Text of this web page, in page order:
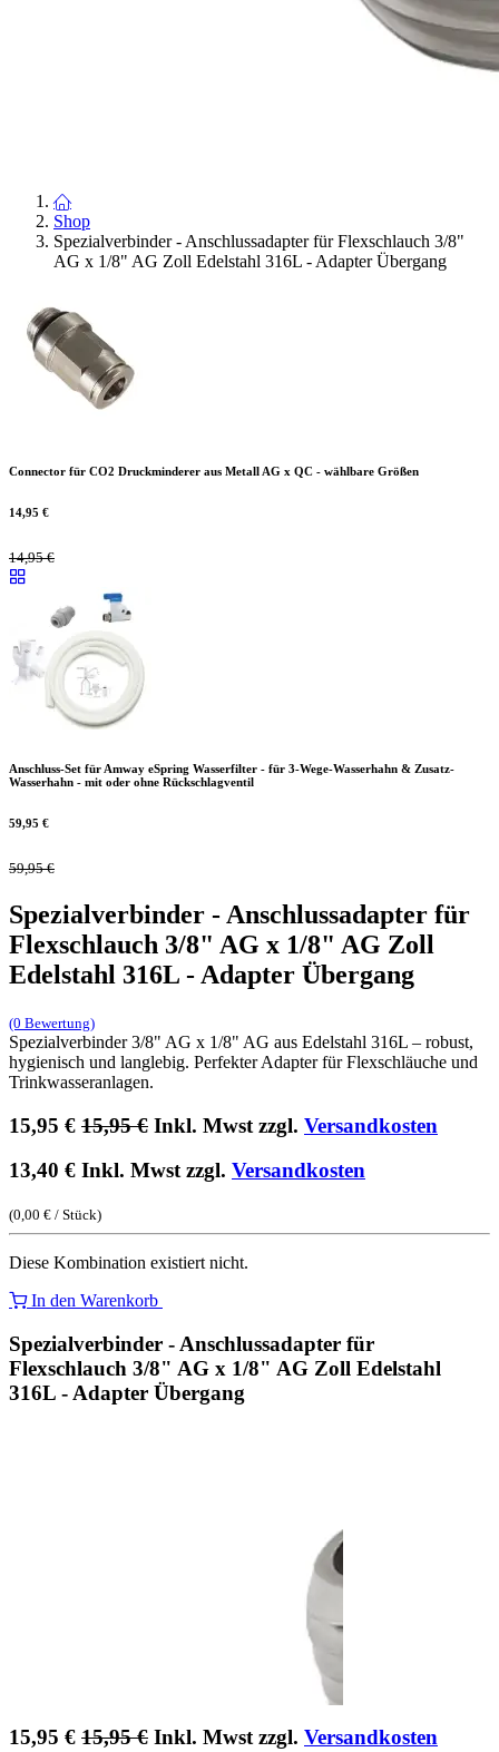
Shop
Spezialverbinder - Anschlussadapter für Flexschlauch 3/8"
AG x 1/8" AG Zoll Edelstahl 316L - Adapter Übergang
Connector für CO2 Druckminderer aus Metall AG x QC - wählbare Größen
14,95 €
14,95€
Anschluss-Set für Amway eSpring Wasserfilter - für 3-Wege-Wasserhahn & Zusatz-
Wasserhahn - mit oder ohne Rückschlagventil
59,95 €
59,95€
Spezialverbinder - Anschlussadapter für
Flexschlauch 3/8" AG x 1/8" AG Zoll
Edelstahl 316L - Adapter Übergang
(0 Bewertung)
Spezialverbinder 3/8" AG x 1/8" AG aus Edelstahl 316L – robust,
hygienisch und langlebig. Perfekter Adapter für Flexschläuche und
Trinkwasseranlagen.
15,95 € 15,95€ Inkl. Mwst zzgl. Versandkosten
13,40 € Inkl. Mwst zzgl. Versandkosten
(0,00 € / Stück)
Diese Kombination existiert nicht.
In den Warenkorb
Spezialverbinder - Anschlussadapter für
Flexschlauch 3/8" AG x 1/8" AG Zoll Edelstahl
316L - Adapter Übergang
15,95 € 15,95€ Inkl. Mwst zzgl. Versandkosten